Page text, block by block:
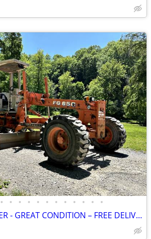
• • • • • • • • • • • •
FIAT FG65C GRADER - GREAT CONDITION – FREE DELIVERY